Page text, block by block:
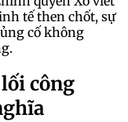
tế then chốt, sự
cố không
công